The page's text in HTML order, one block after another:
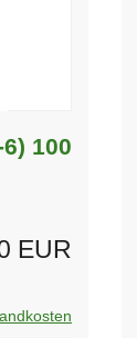
100
EUR